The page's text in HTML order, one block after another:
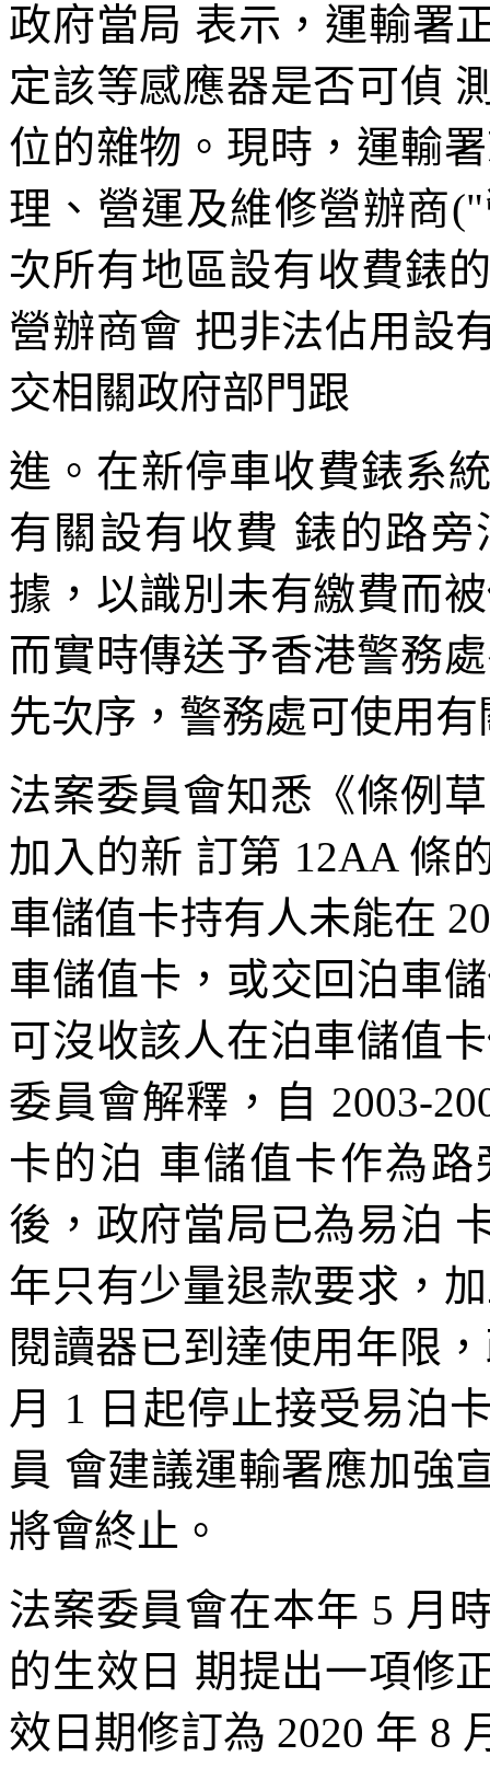
政府當局 表示，運輸署
定該等感應器是否可偵
位的雜物。現時，運輸
理、營運及維修營辦商
次所有地區設有收費錶
營辦商會 把非法佔用設
交相關政府部門跟
進。在新停車收費錶系
有關設有收費 錶的路
據，以識別未有繳費而
而實時傳送予香港警務
先次序，警務處可使用
法案委員會知悉《條例
加入的新 訂第 12AA 條
車儲值卡持有人未能在
車儲值卡，或交回泊車
可沒收該人在泊車儲值
委員會解釋，自 2003-
卡的泊 車儲值卡作為
後，政府當局已為易泊
年只有少量退款要求，
閱讀器已到達使用年限
月 1 日起停止接受易泊
員 會建議運輸署應加強
將會終止。
法案委員會在本年 5 月
的生效日 期提出一項修
效日期修訂為 2020 年 8